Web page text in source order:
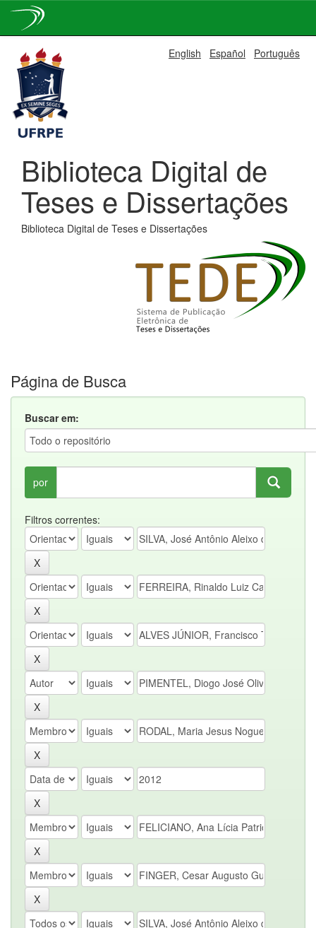
navigation
English Español Português
Biblioteca Digital de
Teses e Dissertações
Biblioteca Digital de Teses e Dissertações
Página de Busca
Buscar em:
por
Filtros correntes: